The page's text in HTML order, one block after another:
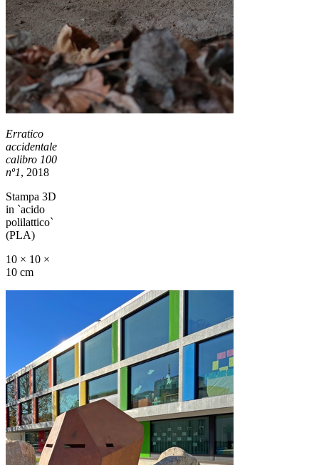
Erratico
accidentale
calibro 100
nº1, 2018
Stampa 3D
in `acido
polilattico`
(PLA)
10 × 10 ×
10 cm